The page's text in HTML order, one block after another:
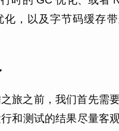
化，以及字节码缓存
旅之前，我们首先需要
和测试的结果尽量客